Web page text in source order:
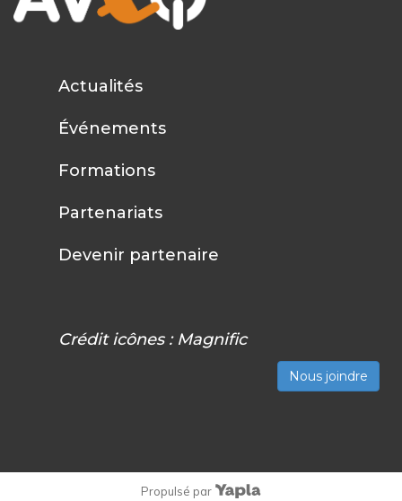
Actualités
Événements
Formations
Partenariats
Devenir partenaire
Crédit icônes : Magnific
Nous joindre
Propulsé par